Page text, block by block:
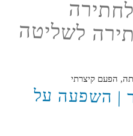
לשליטה
הפעם קיצרתי
| השפעה על